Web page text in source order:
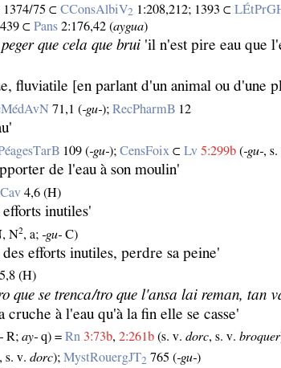
1374/75 ⊂CConsAlbiV2 1:208,212; 1393 ⊂
⊂Pans 2:176,42 (aygua)
que cela que brui 'il n'est pire eau que
fluviatile [en parlant d'un animal ou d'une
71,1 (‑gu‑);RecPharmB 12
109 (‑gu‑);CensFoix ⊂Lv 5:299b (‑gu‑,
de l'eau à son moulin'
4,6 (H)
inutiles'
N2, a;‑gu‑ C)
efforts inutiles, perdre sa peine'
5,8 (H)
que se trenca/tro que l'ansa lai reman, tan
cruche à l'eau qu'à la fin elle se casse'
R;ay‑ q) =Rn 3:73b,2:261b (s. v.dorc, s. v.broquer
, s. v.dorc);MystRouergJT2 765 (‑gu‑)